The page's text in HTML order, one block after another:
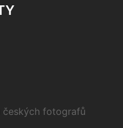
fotografů